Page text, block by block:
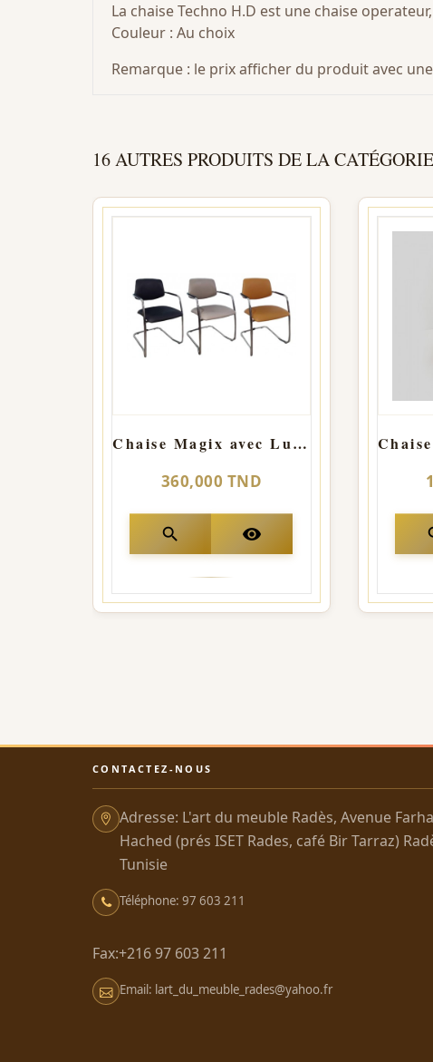
La chaise Techno H.D est une chaise
Couleur : Au choix
Remarque : le prix afficher du produit avec
16 AUTRES PRODUITS DE LA CATÉGORIE
Chaise Magix avec Luge
360,000 TND
search visibility
CONTACTEZ-NOUS
Adresse: L'art du meuble Radès, Avenue
Hached (prés ISET Rades, café Bir Tarraz)
Tunisie
Téléphone: 97 603 211
Fax:+216 97 603 211
Email: lart_du_meuble_rades@yahoo.fr